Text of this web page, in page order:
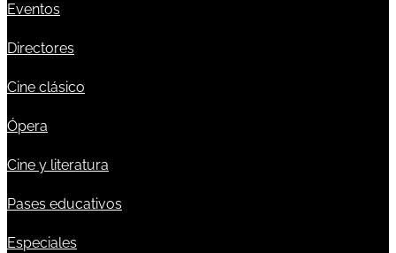
Eventos
Directores
Cine clásico
Ópera
Cine y literatura
Pases educativos
Especiales